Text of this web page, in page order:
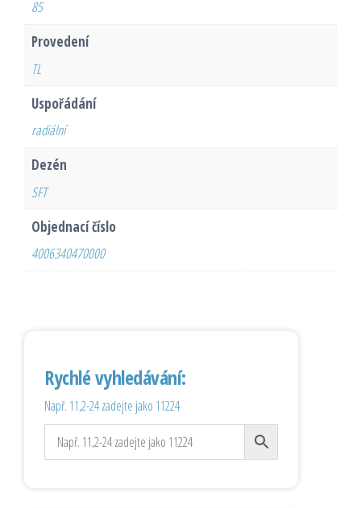
85
Provedení
TL
Uspořádání
radiální
Dezén
SFT
Objednací číslo
4006340470000
Rychlé vyhledávání:
Např. 11,2-24 zadejte jako 11224